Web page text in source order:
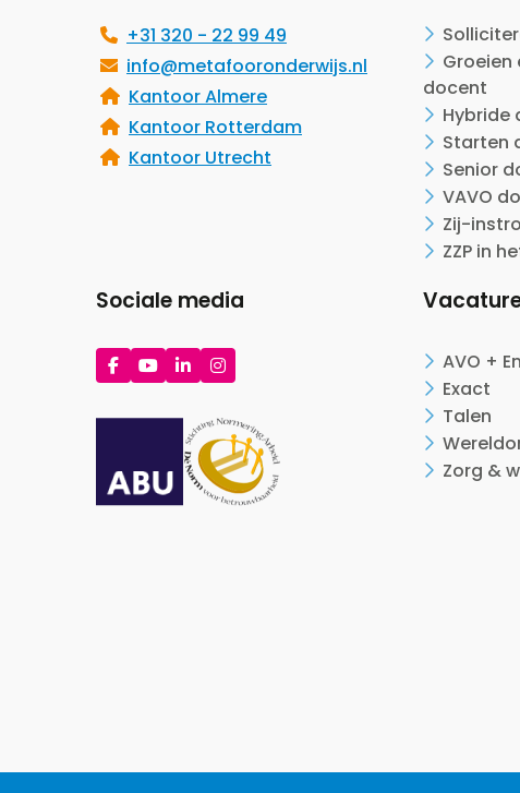
+31 320 - 22 99 49
info@metafooronderwijs.nl
Kantoor Almere
Kantoor Rotterdam
Kantoor Utrecht
Sociale media
Ga
naar
Facebook
Ga
naar
YouTube
Ga
naar
LinkedIn
Ga
naar
Instagram
Groeien
docent
Hybride
Starten
Senior
VAVO
Zij-
ZZP in
AVO +
Exact
Talen
Zorg &